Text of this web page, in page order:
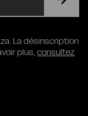
La désinscription
plus,consultez